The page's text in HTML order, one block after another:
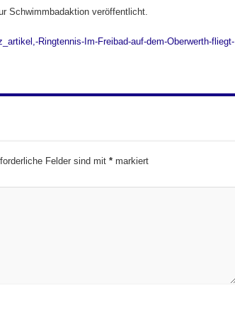
Schwimmbadaktion veröffentlicht.
Ringtennis-Im-Freibad-auf-dem-Oberwerth-fliegt-
Felder sind mit *markiert